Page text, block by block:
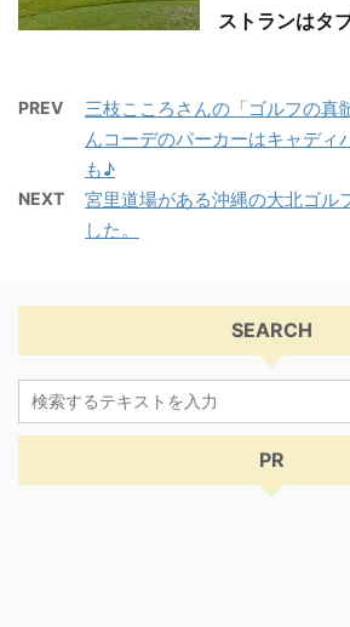
ストランはタ
PREV
三枝こころさんの「ゴルフの真
んコーデのパーカーはキャディ
も♪
NEXT
宮里道場がある沖縄の大北ゴル
した。
SEARCH
PR